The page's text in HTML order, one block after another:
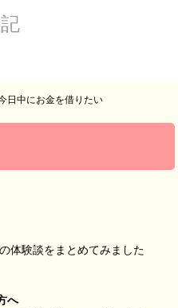
日中にお金を借りたい
体験談をまとめてみました
へ